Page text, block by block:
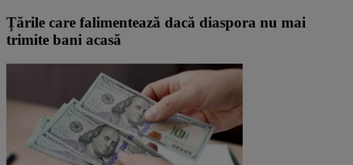
Țările care falimentează dacă diaspora nu mai
trimite bani acasă